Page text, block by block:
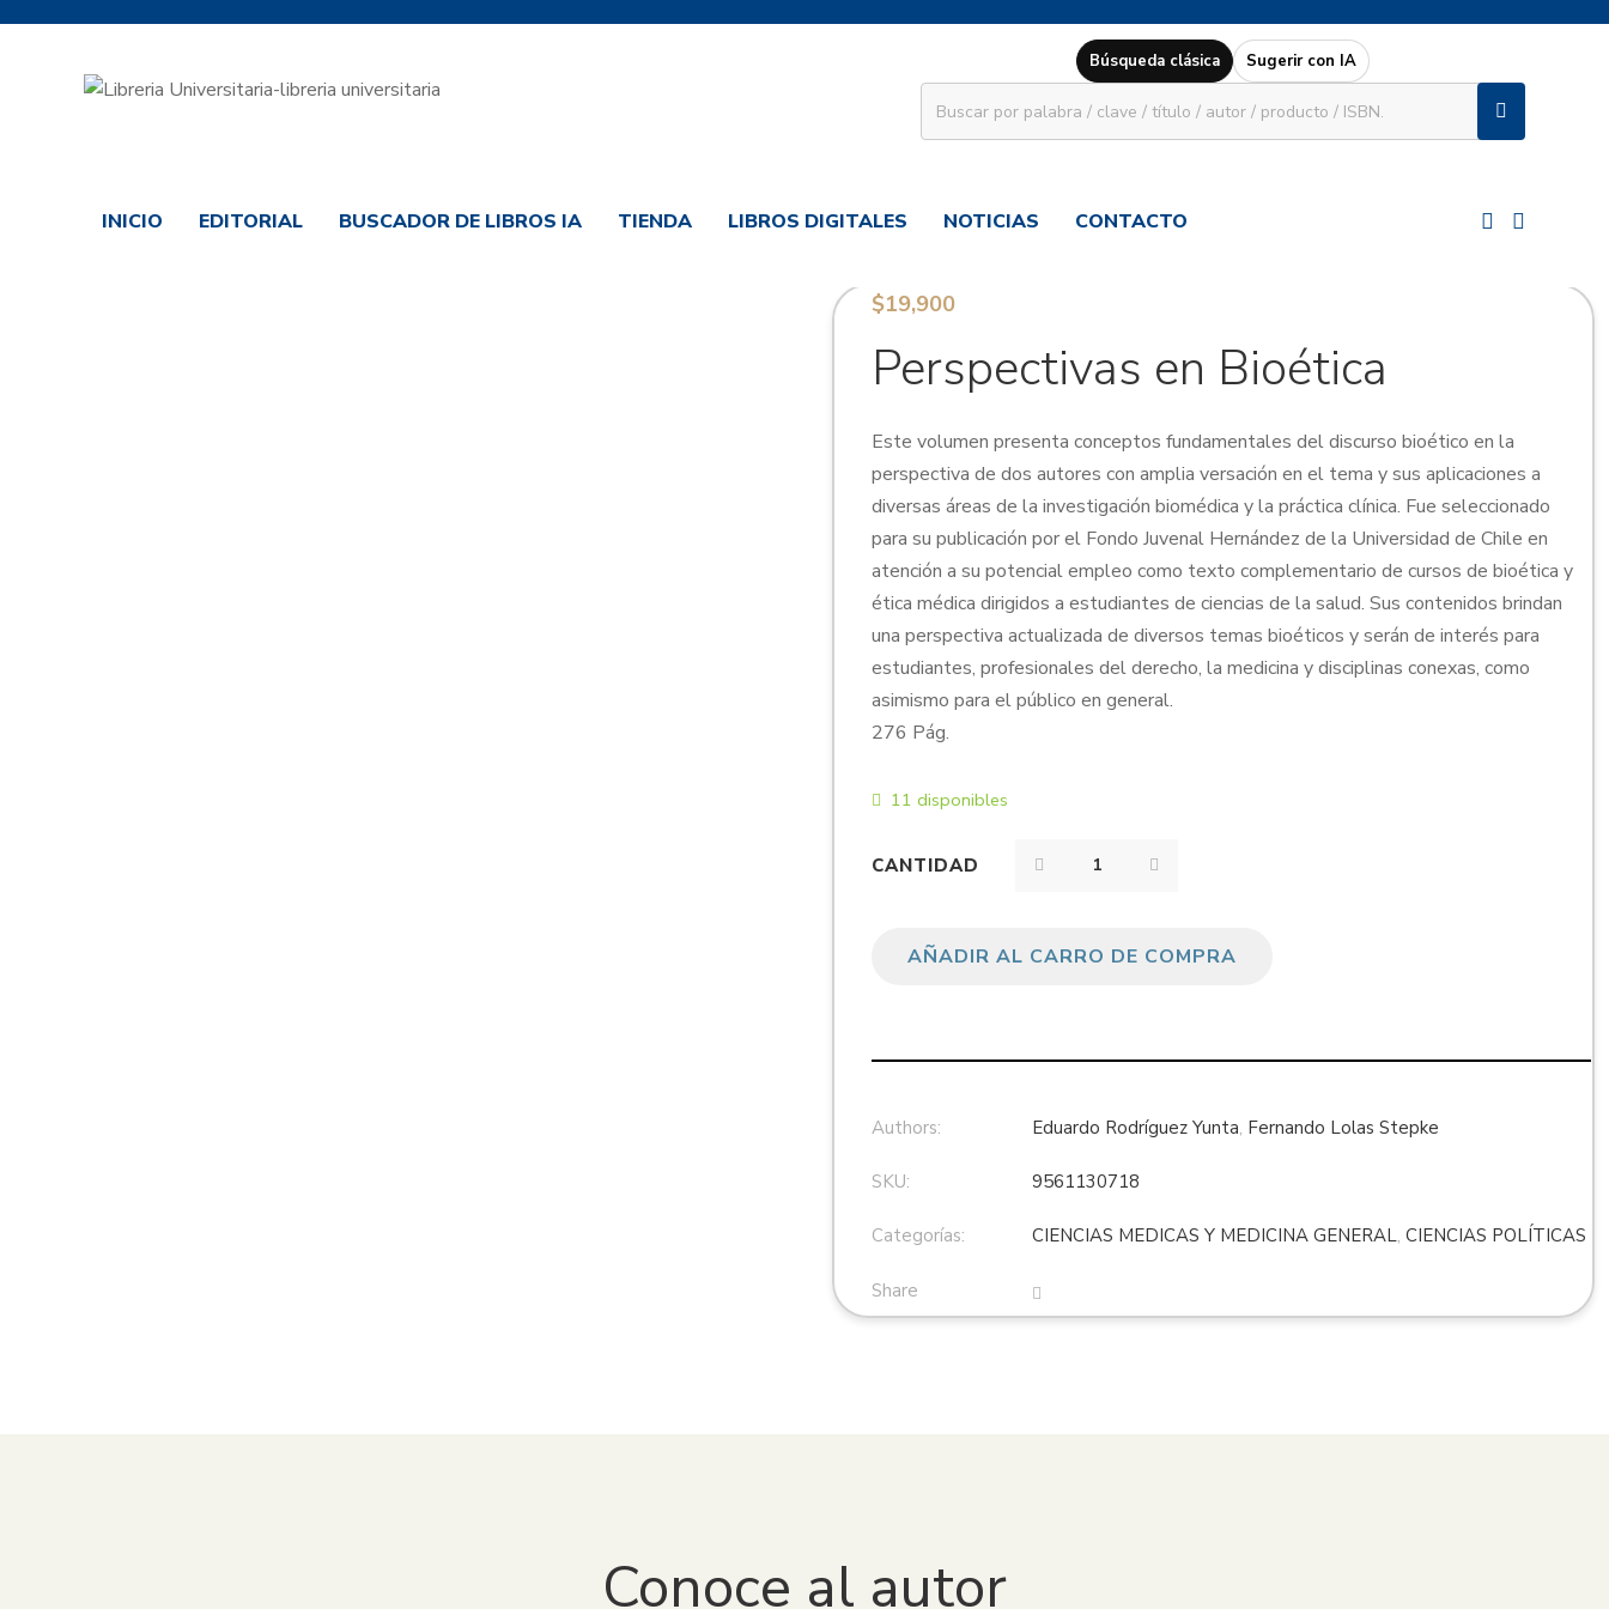
Búsqueda clásica Sugerir con IA
INICIO EDITORIAL BUSCADOR DE LIBROS IA TIENDA LIBROS DIGITALES NOTICIAS CONTACTO
$19,900
Perspectivas en Bioética
Este volumen presenta conceptos fundamentales del discurso bioético en la
perspectiva de dos autores con amplia versación en el tema y sus aplicaciones a
diversas áreas de la investigación biomédica y la práctica clínica. Fue seleccionado
para su publicación por el Fondo Juvenal Hernández de la Universidad de Chile en
atención a su potencial empleo como texto complementario de cursos de bioética y
ética médica dirigidos a estudiantes de ciencias de la salud. Sus contenidos brindan
una perspectiva actualizada de diversos temas bioéticos y serán de interés para
estudiantes, profesionales del derecho, la medicina y disciplinas conexas, como
asimismo para el público en general.
276 Pág.
11 disponibles
CANTIDAD
AÑADIR AL CARRO DE COMPRA
Authors: Eduardo Rodríguez Yunta, Fernando Lolas Stepke
SKU: 9561130718
Categorías: CIENCIAS MEDICAS Y MEDICINA GENERAL,CIENCIAS POLÍTICAS
Share
Conoce al autor